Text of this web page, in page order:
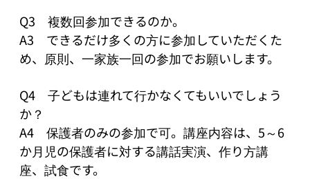
Q3　複数回参加できるのか。
A3　できるだけ多くの方に参加していただくた
め、原則、一家族一回の参加でお願いします。
Q4　子どもは連れて行かなくてもいいでしょう
か？
A4　保護者のみの参加で可。講座内容は、5～6
か月児の保護者に対する講話実演、作り方講
座、試食です。